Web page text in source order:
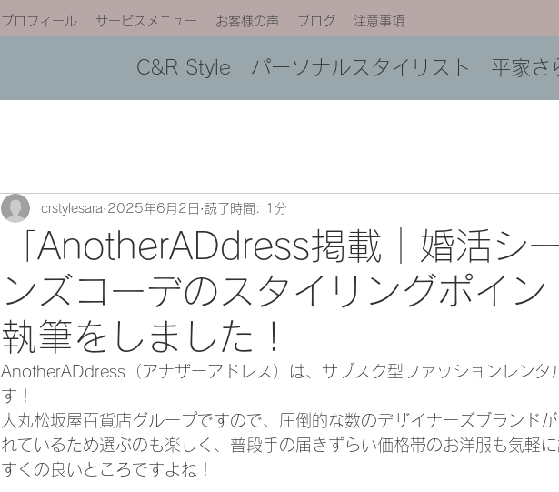
プロフィール サービスメニュー お客様の声 ブログ 注意事項
C&R Style パーソナルスタイリスト 平家さ
「AnotherADdress掲載｜婚活シ
ンズコーデのスタイリングポイン
執筆をしました！
crstylesara 2025年6月2日 読了時間: 1分
AnotherADdress（アナザーアドレス）は、サブスク型ファッションレンタ
す！
大丸松坂屋百貨店グループですので、圧倒的な数のデザイナーズブランド
れているため選ぶのも楽しく、普段手の届きずらい価格帯のお洋服も気軽
すくの良いところですよね！